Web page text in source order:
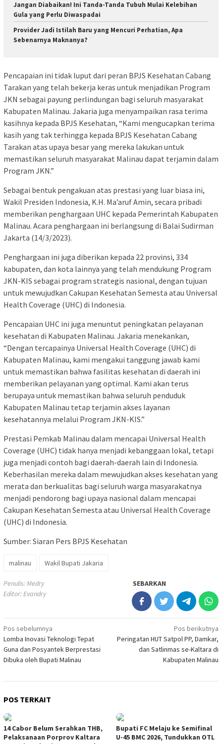
Jangan Diabaikan! Ini Tanda-Tanda Tubuh Mulai Kelebihan
Gula yang Perlu Diwaspadai
Provider Jadi Istilah Baru yang Mencuri Perhatian, Apa
Sebenarnya Maknanya?
Pencapaian ini tidak luput dari peran BPJS Kesehatan Cabang
Tarakan yang telah bekerja keras untuk menjadikan Program
JKN sebagai payung perlindungan bagi seluruh masyarakat
Kabupaten Malinau. Jakaria juga menyampaikan rasa terima
kasihnya kepada BPJS Kesehatan, “Kami mengucapkan terima
kasih yang tak terhingga kepada BPJS Kesehatan Cabang
Tarakan atas upaya besar yang mereka lakukan untuk
memastikan seluruh masyarakat Malinau dapat terjamin dalam
Program JKN.”
Sebagai bentuk pengakuan atas prestasi yang luar biasa ini,
Wakil Presiden Indonesia, K.H. Ma’aruf Amin, secara pribadi
memberikan penghargaan UHC kepada Pemerintah Kabupaten
Malinau. Acara penghargaan ini berlangsung di Balai Sudirman
Jakarta (14/3/2023).
Penghargaan ini juga diberikan kepada 22 provinsi, 334
kabupaten, dan kota lainnya yang telah mendukung Program
JKN-KIS sebagai program strategis nasional, dengan tujuan
untuk mewujudkan Cakupan Kesehatan Semesta atau Universal
Health Coverage (UHC) di Indonesia.
Pencapaian UHC ini juga menuntut peningkatan pelayanan
kesehatan di Kabupaten Malinau. Jakaria menekankan,
“Dengan tercapainya Universal Health Coverage (UHC) di
Kabupaten Malinau, kami mengakui tanggung jawab kami
untuk memastikan bahwa fasilitas kesehatan di daerah ini
memberikan pelayanan yang optimal. Kami akan terus
berupaya untuk memastikan bahwa seluruh penduduk
Kabupaten Malinau tetap terjamin akses layanan
kesehatannya melalui Program JKN-KIS.”
Prestasi Pemkab Malinau dalam mencapai Universal Health
Coverage (UHC) tidak hanya menjadi kebanggaan lokal, tetapi
juga menjadi contoh bagi daerah-daerah lain di Indonesia.
Keberhasilan mereka dalam mewujudkan akses kesehatan yang
merata dan berkualitas bagi seluruh warga masyarakatnya
menjadi pendorong bagi upaya nasional dalam mencapai
Cakupan Kesehatan Semesta atau Universal Health Coverage
(UHC) di Indonesia.
Sumber: Siaran Pers BPJS Kesehatan
malinau Wakil Bupati Jakaria
Penulis: Medry
Editor: Evandry
SEBARKAN
Navigasi
pos
Pos sebelumnya
Lomba Inovasi Teknologi Tepat
Guna dan Posyantek Berprestasi
Dibuka oleh Bupati Malinau
Pos berikutnya
Peringatan HUT Satpol PP, Damkar,
dan Satlinmas se-Kaltara di
Kabupaten Malinau
POS TERKAIT
14 Cabor Belum Serahkan THB,
Pelaksanaan Porprov Kaltara
Bupati FC Melaju ke Semifinal
U-45 BMC 2026, Tundukkan OTL